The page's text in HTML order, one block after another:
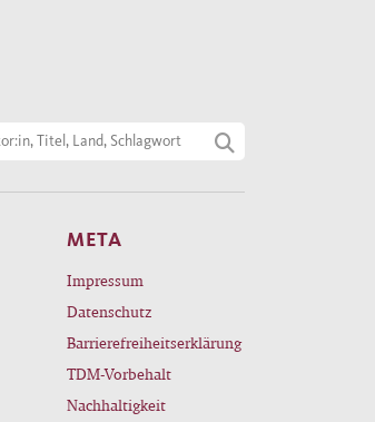
META
Impressum
Datenschutz
Barrierefreiheitserklärung
TDM-Vorbehalt
Nachhaltigkeit